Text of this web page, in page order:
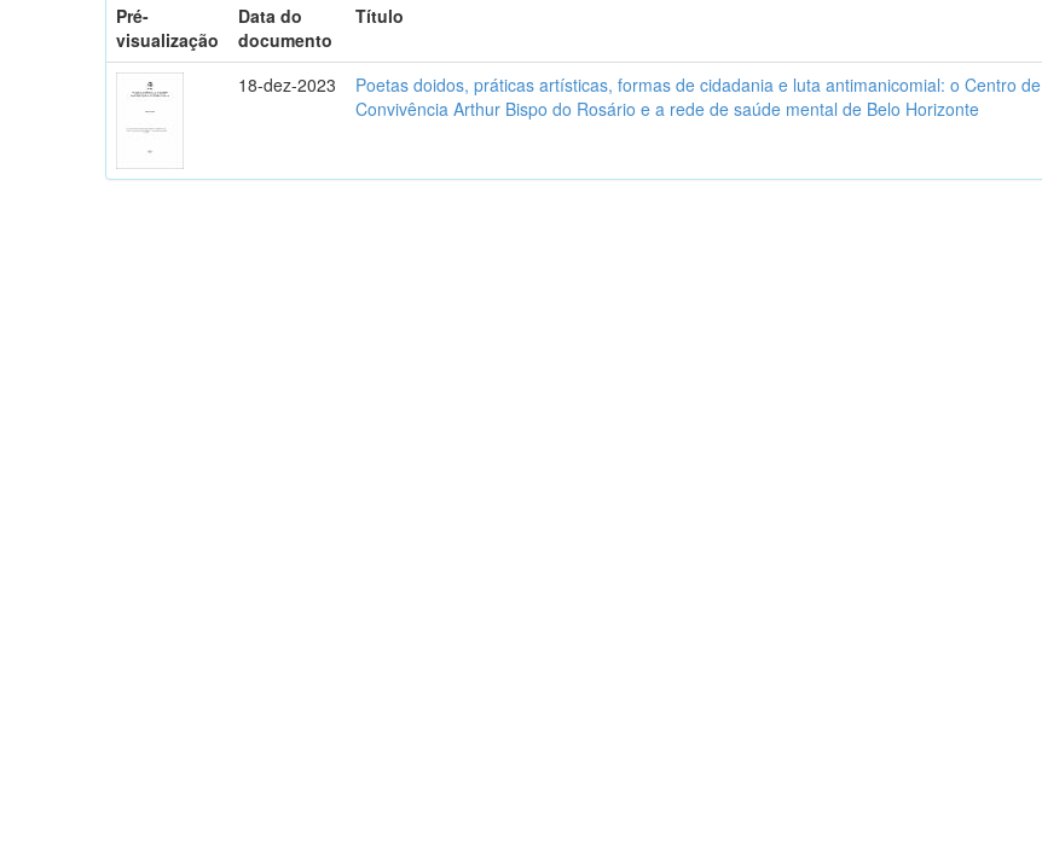
Pré-
visualização
Data do
documento
Título
18-dez-2023
Poetas doidos, práticas artísticas, formas de cidadania e luta antimanicomial: o Centro de
Convivência Arthur Bispo do Rosário e a rede de saúde mental de Belo Horizonte